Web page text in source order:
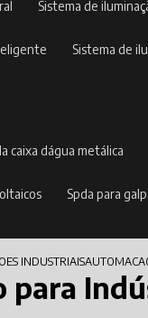
sistema de
sistema de
caixa dágua metálica
spda para
INDUSTRIAIS
para